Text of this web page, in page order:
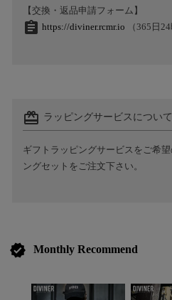
【交換・返品申請フォーム】
assignment https://diviner.rcmr.io （365日
card_giftcard ラッピングサービスについて
ギフトラッピングサービスをご希
ングセットをご注文下さい。
verified Monthly Recommend